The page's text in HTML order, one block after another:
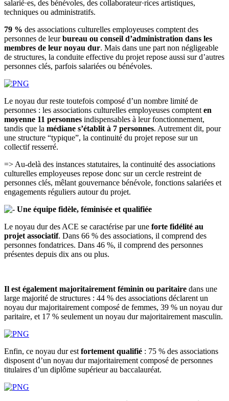
salarié·es, des bénévoles, des collaborateur·rices artistiques,
techniques ou administratifs.
79 % des associations culturelles employeuses comptent des
personnes de leurbureau ou conseil d’administration dans les
membres de leur noyau dur. Mais dans une part non négligeable
de structures, la conduite effective du projet repose aussi sur d’autres
personnes clés, parfois salariées ou bénévoles.
Le noyau dur reste toutefois composé d’un nombre limité de
personnes : les associations culturelles employeuses comptent en
moyenne 11 personnes indispensables à leur fonctionnement,
tandis que la médiane s’établit à 7 personnes. Autrement dit, pour
une structure “typique”, la continuité du projet repose sur un
collectif resserré.
=> Au-delà des instances statutaires, la continuité des associations
culturelles employeuses repose donc sur un cercle restreint de
personnes clés, mêlant gouvernance bénévole, fonctions salariées et
engagements réguliers autour du projet.
Une équipe fidèle, féminisée et qualifiée
Le noyau dur des ACE se caractérise par une forte fidélité au
projet associatif. Dans 66 % des associations, il comprend des
personnes fondatrices. Dans 46 %, il comprend des personnes
présentes depuis dix ans ou plus.
Il est également majoritairement féminin ou paritaire dans une
large majorité de structures : 44 % des associations déclarent un
noyau dur majoritairement composé de femmes, 39 % un noyau dur
paritaire, et 17 % seulement un noyau dur majoritairement masculin.
Enfin, ce noyau dur est fortement qualifié : 75 % des associations
disposent d’un noyau dur majoritairement composé de personnes
titulaires d’un diplôme supérieur au baccalauréat.